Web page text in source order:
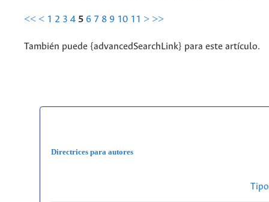
<< < 1 2 3 4 5 6 7 8 9 10 11 > >>
También puede {advancedSearchLink} para este artículo.
Directrices para autores